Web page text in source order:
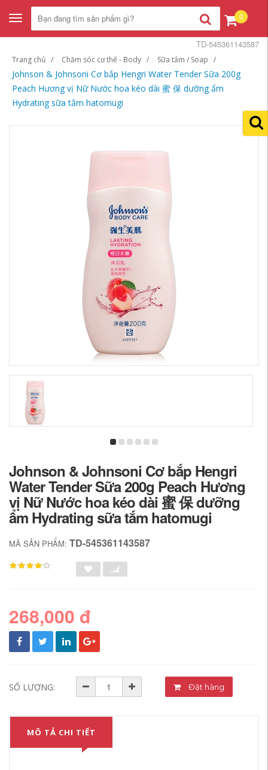
Toggle
navigation
0
Trang chủ Chăm sóc cơ thể - Body Sữa tắm / Soap
Johnson & Johnsoni Cơ bắp Hengri Water Tender Sữa 200g
Peach Hương vị Nữ Nước hoa kéo dài 蜜 保 dưỡng ẩm
Hydrating sữa tắm hatomugi
TD-545361143587
Johnson & Johnsoni Cơ bắp Hengri
Water Tender Sữa 200g Peach Hương
vị Nữ Nước hoa kéo dài 蜜 保 dưỡng
ẩm Hydrating sữa tắm hatomugi
MÃ SẢN PHẨM: TD-545361143587
268,000 đ
SỐ LƯỢNG: Đặt hàng
MÔ TẢ CHI TIẾT